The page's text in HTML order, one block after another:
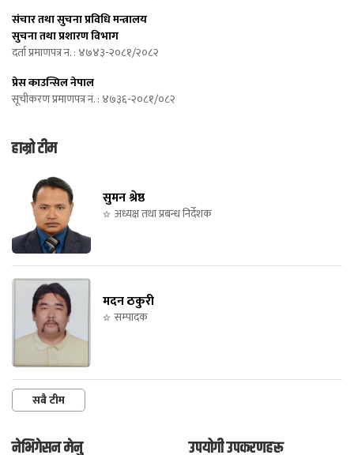
संचार तथा सुचना प्रविधि मन्त्रालय
सुचना तथा प्रशारण विभाग
दर्ता प्रमाणपत्र न. : ४७४३-२०८१/२०८२
प्रेस काउन्सिल नेपाल
सूचीकरण प्रमाणपत्र नं. : ४७३६-२०८१/०८२
हाम्रो टीम
सुमन श्रेष्ठ
अध्यक्ष तथा प्रबन्ध निर्देशक
मदन ठकुरी
सम्पादक
सबै टीम
नेभिगेसन मेनु उपयोगी उपकरणहरू